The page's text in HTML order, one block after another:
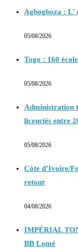
Agbogboza : L’
05/08/2026
Togo : 160
05/08/2026
Administration
licenciés entre
05/08/2026
Côte d’Ivoire/
retour
04/08/2026
IMPÉRIAL
BB Lomé